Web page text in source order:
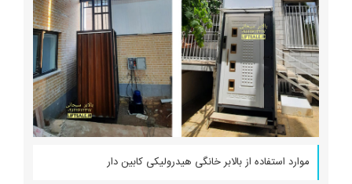
موارد استفاده از بالابر خانگی هیدرولیکی کابین دار